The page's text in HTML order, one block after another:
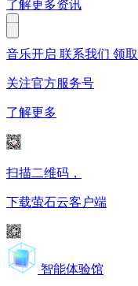
了解更多资讯
音乐开启 联系我们 领
关注官方服务号
了解更多
扫描二维码，
下载萤石云客户端
智能体验馆